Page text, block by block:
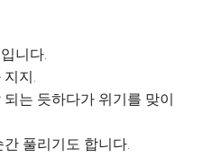
니다.
지.
는 듯하다가 위기를 맞이
풀리기도 합니다.